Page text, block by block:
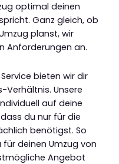
optimal deinen
Ganz gleich, ob
planst, wir
Anforderungen an.
bieten wir dir
Verhältnis. Unsere
auf deine
du nur für die
benötigst. So
deinen Umzug von
Angebot